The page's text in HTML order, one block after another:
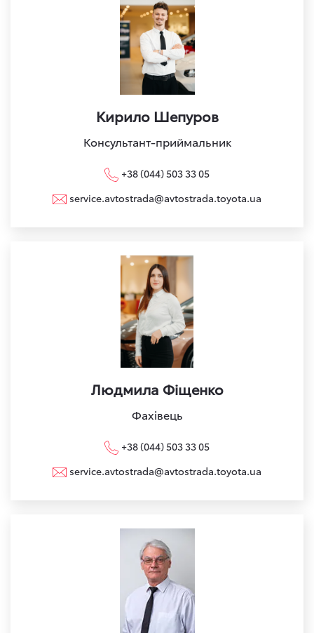
Кирило Шепуров
Консультант-приймальник
+38 (044) 503 33 05
service.avtostrada@avtostrada.toyota.ua
Людмила Фіщенко
Фахівець
+38 (044) 503 33 05
service.avtostrada@avtostrada.toyota.ua